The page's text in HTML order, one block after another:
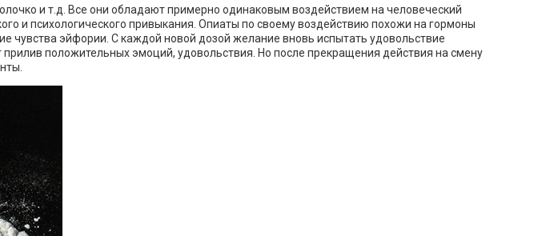
и т.д. Все они обладают примерно одинаковым воздействием на человеческий
и психологического привыкания. Опиаты по своему воздействию похожи на гормоны
эйфории. С каждой новой дозой желание вновь испытать удовольствие
положительных эмоций, удовольствия. Но после прекращения действия на смену